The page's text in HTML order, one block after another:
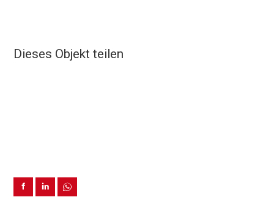
Dieses Objekt teilen